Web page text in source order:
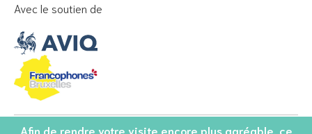
Avec le soutien de
Afin de rendre votre visite encore plus agréable, ce